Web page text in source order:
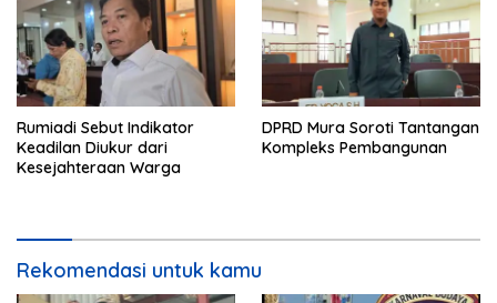
Rumiadi Sebut Indikator
Keadilan Diukur dari
Kesejahteraan Warga
DPRD Mura Soroti Tantangan
Kompleks Pembangunan
Rekomendasi untuk kamu